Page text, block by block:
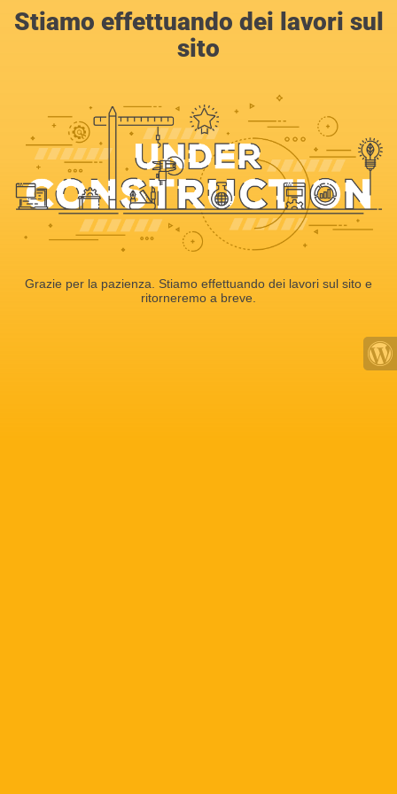
Stiamo effettuando dei lavori sul
sito
Grazie per la pazienza. Stiamo effettuando dei lavori sul sito e
ritorneremo a breve.